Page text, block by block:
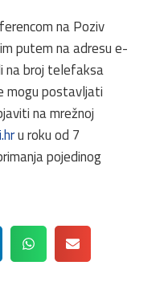
na Poziv
putem na adresu e-
na broj telefaksa
postavljati
na mrežnoj
u roku od 7
pojedinog